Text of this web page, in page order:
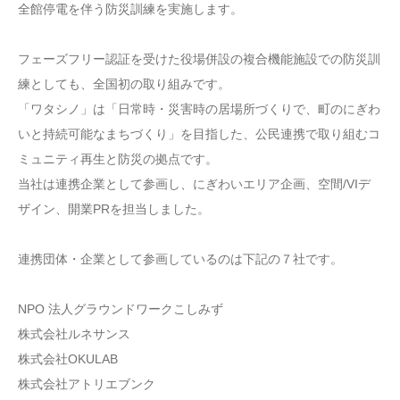
全館停電を伴う防災訓練を実施します。
フェーズフリー認証を受けた役場併設の複合機能施設での防災訓
練としても、全国初の取り組みです。
「ワタシノ」は「日常時・災害時の居場所づくりで、町のにぎわ
いと持続可能なまちづくり」を目指した、公民連携で取り組むコ
ミュニティ再生と防災の拠点です。
当社は連携企業として参画し、にぎわいエリア企画、空間/VIデ
ザイン、開業PRを担当しました。
連携団体・企業として参画しているのは下記の７社です。
NPO 法人グラウンドワークこしみず
株式会社ルネサンス
株式会社OKULAB
株式会社アトリエブンク